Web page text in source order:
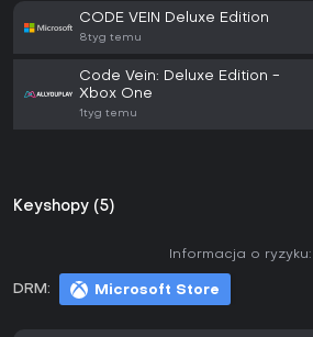
CODE VEIN Deluxe Edition
8tyg temu
Code Vein: Deluxe Edition -
Xbox One
1tyg temu
Keyshopy (5)
DRM: Microsoft Store
Informacja o ryzyku: